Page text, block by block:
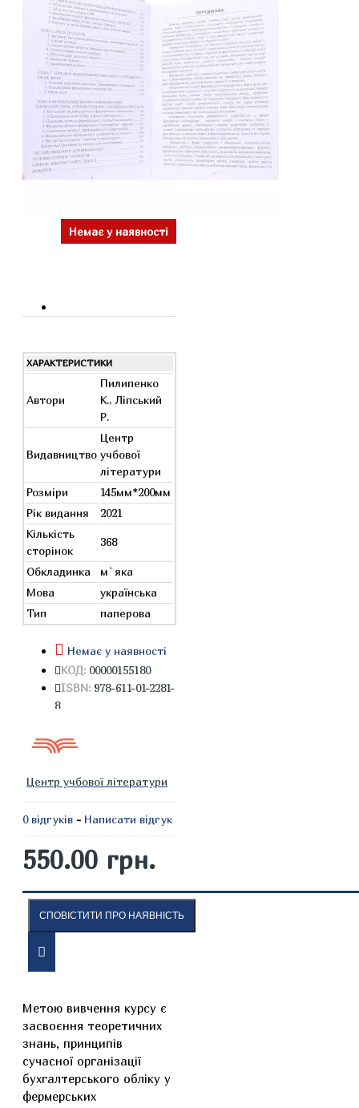
Немає у наявності
ХАРАКТЕРИСТИКИ
Автори
Пилипенко
К., Ліпський
Р.
Видавництво
Центр
учбової
літератури
Розміри
145мм*200мм
Рік видання
2021
Кількість
сторінок
368
Обкладинка
м`яка
Мова
українська
Тип
паперова
Немає у наявності
КОД: 00000155180
ISBN: 978-611-01-2281-
8
Центр учбової літератури
0 відгуків - Написати відгук
550.00 грн.
СПОВІСТИТИ ПРО НАЯВНІСТЬ
ОПИС ВІДГУКИ
Метою вивчення курсу є
засвоєння теоретичних
знань, принципів
сучасної організації
бухгалтерського обліку у
фермерських